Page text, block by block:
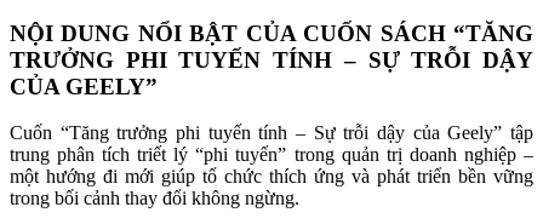
NỘI DUNG NỔI BẬT CỦA CUỐN SÁCH “TĂNG
TRƯỞNG PHI TUYẾN TÍNH – SỰ TRỖI DẬY
CỦA GEELY”
Cuốn “Tăng trưởng phi tuyến tính – Sự trỗi dậy của Geely” tập
trung phân tích triết lý “phi tuyến” trong quản trị doanh nghiệp –
một hướng đi mới giúp tổ chức thích ứng và phát triển bền vững
trong bối cảnh thay đổi không ngừng.